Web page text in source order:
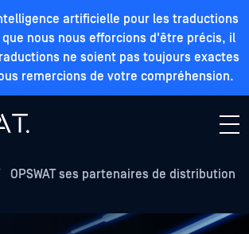
artificielle pour les traductions
nous nous efforcions d'être précis, il
ne soient pas toujours exactes
remercions de votre compréhension.
OPSWAT ses partenaires de distribution